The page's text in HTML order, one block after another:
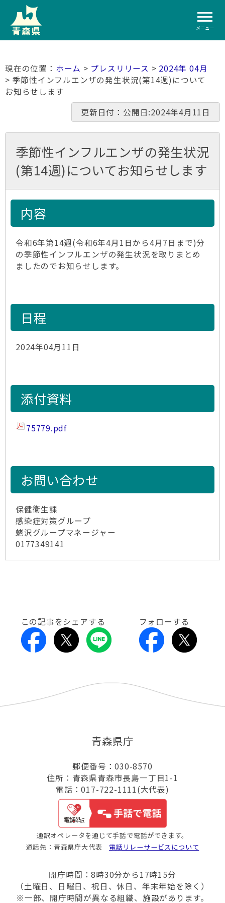
メニュー
ホーム > プレスリリース > 2024年 04月
> 季節性インフルエンザの発生状況(第14週)について
お知らせします
更新日付：公開日:2024年4月11日
季節性インフルエンザの発生状況
(第14週)についてお知らせします
内容
令和6年第14週(令和6年4月1日から4月7日まで)分
の季節性インフルエンザの発生状況を取りまとめ
ましたのでお知らせします。
日程
2024年04月11日
添付資料
75779.pdf
お問い合わせ
保健衛生課
感染症対策グループ
蛯沢グループマネージャー
0177349141
この記事をシェアする フォローする
青森県庁
郵便番号：030-8570
住所：青森県青森市長島一丁目1-1
電話：017-722-1111(大代表)
通訳オペレータを通じて手話で電話ができます。
通話先：青森県庁大代表 電話リレーサービスについて
開庁時間：8時30分から17時15分
（土曜日、日曜日、祝日、休日、年末年始を除く）
※一部、開庁時間が異なる組織、施設があります。